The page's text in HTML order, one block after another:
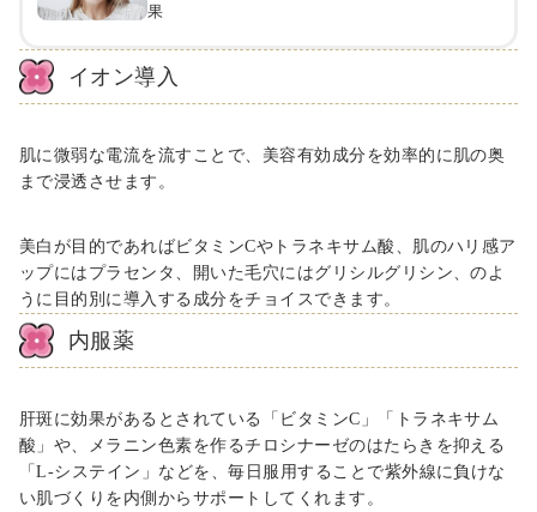
果
イオン導入
肌に微弱な電流を流すことで、美容有効成分を効率的に肌の奥
まで浸透させます。
美白が目的であればビタミンCやトラネキサム酸、肌のハリ感ア
ップにはプラセンタ、開いた毛穴にはグリシルグリシン、のよ
うに目的別に導入する成分をチョイスできます。
内服薬
肝斑に効果があるとされている「ビタミンC 」「トラネキサム
酸」や、メラニン色素を作るチロシナーゼのはたらきを抑える
「L-システイン」などを、毎日服用することで紫外線に負けな
い肌づくりを内側からサポートしてくれます。